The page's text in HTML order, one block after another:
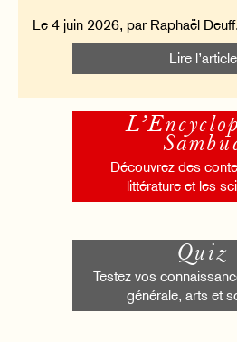
Le 4 juin 2026, par Raphaël Deuff.
Lire l’article
Découvrez des
littérature et les
Quiz
Testez vos
générale, arts et